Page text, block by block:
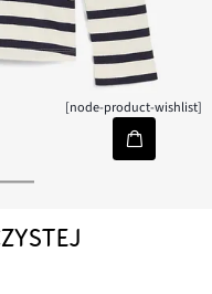
[node-product-wishlist]